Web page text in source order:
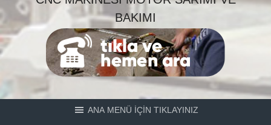
BAKIMI
ANA MENÜ İÇİN TIKLAYINIZ